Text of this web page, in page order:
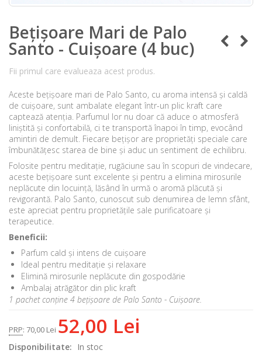
Bețișoare Mari de Palo
Santo - Cuișoare (4 buc)
Fii primul care evalueaza acest produs.
Aceste bețișoare mari de Palo Santo, cu aroma intensă și caldă
de cuișoare, sunt ambalate elegant într-un plic kraft care
captează atenția. Parfumul lor nu doar că aduce o atmosferă
liniștită și confortabilă, ci te transportă înapoi în timp, evocând
amintiri de demult. Fiecare bețișor are proprietăți speciale care
îmbunătățesc starea de bine și aduc un sentiment de echilibru.
Folosite pentru meditație, rugăciune sau în scopuri de vindecare,
aceste bețișoare sunt excelente și pentru a elimina mirosurile
neplăcute din locuință, lăsând în urmă o aromă plăcută și
revigorantă. Palo Santo, cunoscut sub denumirea de lemn sfânt,
este apreciat pentru proprietățile sale purificatoare și
terapeutice.
Beneficii:
Parfum cald și intens de cuișoare
Ideal pentru meditație și relaxare
Elimină mirosurile neplăcute din gospodărie
Ambalaj atrăgător din plic kraft
1 pachet conține 4 bețișoare de Palo Santo - Cuișoare.
PRP: 70,00 Lei 52,00 Lei
Disponibilitate: In stoc